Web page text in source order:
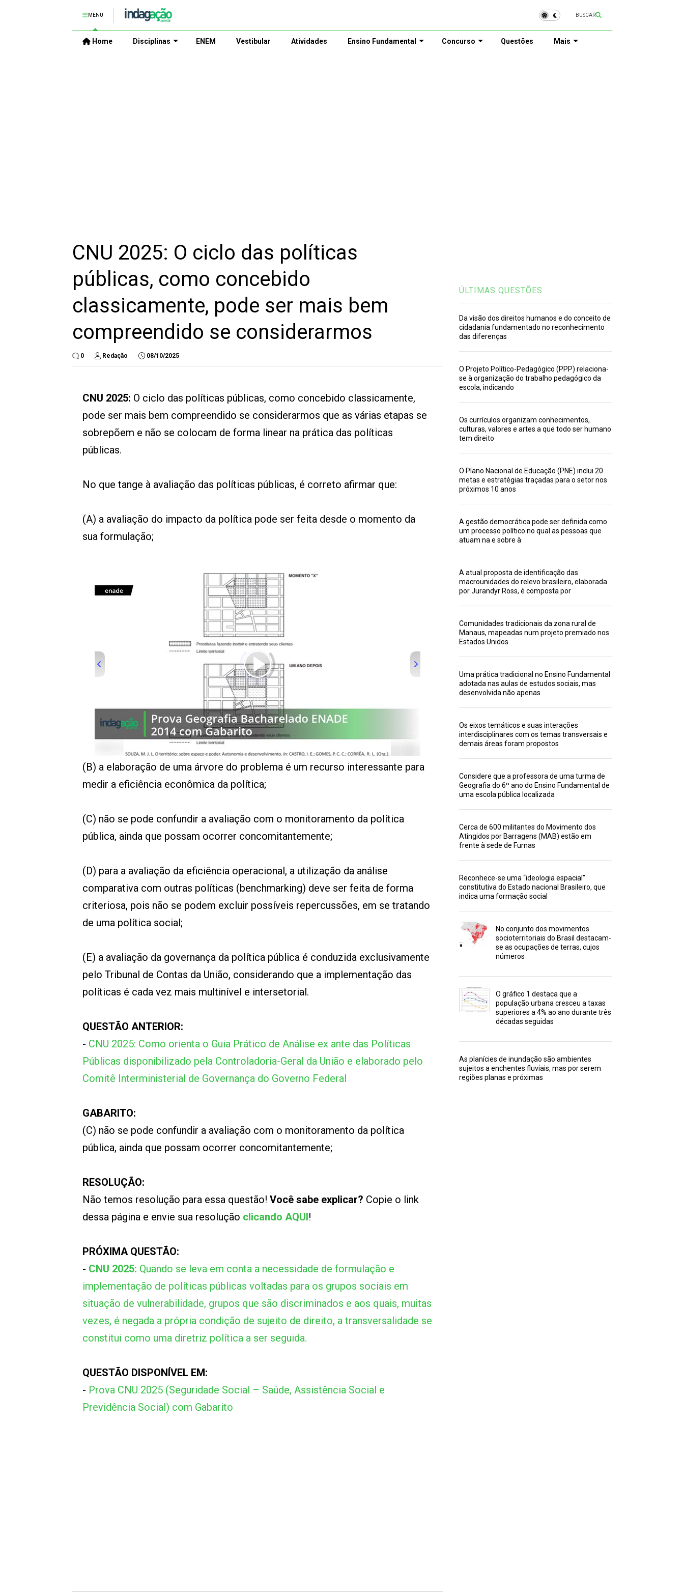
MENU BUSCAR
Home Disciplinas ENEM Vestibular Atividades Ensino Fundamental Concurso Questões Mais
CNU 2025: O ciclo das políticas
públicas, como concebido
classicamente, pode ser mais bem
compreendido se considerarmos
0 Redação 08/10/2025
CNU 2025: O ciclo das políticas públicas, como concebido classicamente,
pode ser mais bem compreendido se considerarmos que as várias etapas se
sobrepõem e não se colocam de forma linear na prática das políticas
públicas.
No que tange à avaliação das políticas públicas, é correto afirmar que:
(A) a avaliação do impacto da política pode ser feita desde o momento da
sua formulação;
(B) a elaboração de uma árvore do problema é um recurso interessante para
medir a eficiência econômica da política;
(C) não se pode confundir a avaliação com o monitoramento da política
pública, ainda que possam ocorrer concomitantemente;
(D) para a avaliação da eficiência operacional, a utilização da análise
comparativa com outras políticas (benchmarking) deve ser feita de forma
criteriosa, pois não se podem excluir possíveis repercussões, em se tratando
de uma política social;
(E) a avaliação da governança da política pública é conduzida exclusivamente
pelo Tribunal de Contas da União, considerando que a implementação das
políticas é cada vez mais multinível e intersetorial.
QUESTÃO ANTERIOR:
- CNU 2025: Como orienta o Guia Prático de Análise ex ante das Políticas
Públicas disponibilizado pela Controladoria-Geral da União e elaborado pelo
Comitê Interministerial de Governança do Governo Federal
GABARITO:
(C) não se pode confundir a avaliação com o monitoramento da política
pública, ainda que possam ocorrer concomitantemente;
RESOLUÇÃO:
Não temos resolução para essa questão! Você sabe explicar? Copie o link
dessa página e envie sua resolução clicando AQUI!
PRÓXIMA QUESTÃO:
- CNU 2025: Quando se leva em conta a necessidade de formulação e
implementação de políticas públicas voltadas para os grupos sociais em
situação de vulnerabilidade, grupos que são discriminados e aos quais, muitas
vezes, é negada a própria condição de sujeito de direito, a transversalidade se
constitui como uma diretriz política a ser seguida.
QUESTÃO DISPONÍVEL EM:
- Prova CNU 2025 (Seguridade Social – Saúde, Assistência Social e
Previdência Social) com Gabarito
ÚLTIMAS QUESTÕES
Da visão dos direitos humanos e do conceito de
cidadania fundamentado no reconhecimento
das diferenças
O Projeto Político-Pedagógico (PPP) relaciona-
se à organização do trabalho pedagógico da
escola, indicando
Os currículos organizam conhecimentos,
culturas, valores e artes a que todo ser humano
tem direito
O Plano Nacional de Educação (PNE) inclui 20
metas e estratégias traçadas para o setor nos
próximos 10 anos
A gestão democrática pode ser definida como
um processo político no qual as pessoas que
atuam na e sobre à
A atual proposta de identificação das
macrounidades do relevo brasileiro, elaborada
por Jurandyr Ross, é composta por
Comunidades tradicionais da zona rural de
Manaus, mapeadas num projeto premiado nos
Estados Unidos
Uma prática tradicional no Ensino Fundamental
adotada nas aulas de estudos sociais, mas
desenvolvida não apenas
Os eixos temáticos e suas interações
interdisciplinares com os temas transversais e
demais áreas foram propostos
Considere que a professora de uma turma de
Geografia do 6º ano do Ensino Fundamental de
uma escola pública localizada
Cerca de 600 militantes do Movimento dos
Atingidos por Barragens (MAB) estão em
frente à sede de Furnas
Reconhece-se uma “ideologia espacial”
constitutiva do Estado nacional Brasileiro, que
indica uma formação social
No conjunto dos movimentos
socioterritoriais do Brasil destacam-
se as ocupações de terras, cujos
números
O gráfico 1 destaca que a
população urbana cresceu a taxas
superiores a 4% ao ano durante três
décadas seguidas
As planícies de inundação são ambientes
sujeitos a enchentes fluviais, mas por serem
regiões planas e próximas